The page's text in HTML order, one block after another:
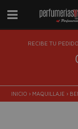
RECIBE TU PEDIDO
INICIO › MAQUILLAJE ›